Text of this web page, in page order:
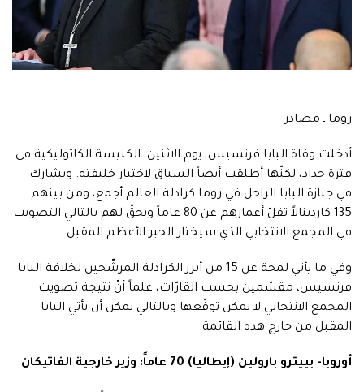
روما ـ مصادر
أدخلت وفاة البابا فرنسيس، يوم الاثنين، الكنيسة الكاثوليكية في
فترة حداد، لكنّها أطلقت أيضاً السباق لاختيار خليفته. ويشارك
في جنازة البابا الراحل في روما كرادلة العالم أجمع، ومن بينهم
135 كاردينالاً تقلّ أعمارهم عن 80 عاماً ويحقّ لهم بالتالي التصويت
في المجمع الانتخابي الذي سيختار الحبر الأعظم المقبل.
وفي ما يأتي لمحة عن 15 من أبرز الكرادلة المرشّحين لخلافة البابا
فرنسيس، مقسّمين بحسب القارّات، علماً أنّ نتيجة تصويت
المجمع الانتخابي لا يمكن توقّعها وبالتالي يمكن أن يأتي البابا
المقبل من خارج هذه القائمة.
أوروبا- بييترو بارولين (إيطاليا) 70 عاماً: وزير خارجية الفاتيكان